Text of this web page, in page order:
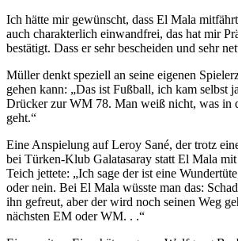
Ich hätte mir gewünscht, dass El Mala
auch charakterlich einwandfrei, das hat mir
bestätigt. Dass er sehr bescheiden und sehr
Müller denkt speziell an seine eigenen
gehen kann: „Das ist Fußball, ich kam selbst
Drücker zur WM 78. Man weiß nicht, was in
geht.“
Eine Anspielung auf Leroy Sané, der trotz
bei Türken-Klub Galatasaray statt El Mala
Teich jettete: „Ich sage der ist eine
oder nein. Bei El Mala wüsste man das:
ihn gefreut, aber der wird noch seinen Weg
nächsten EM oder WM. . .“